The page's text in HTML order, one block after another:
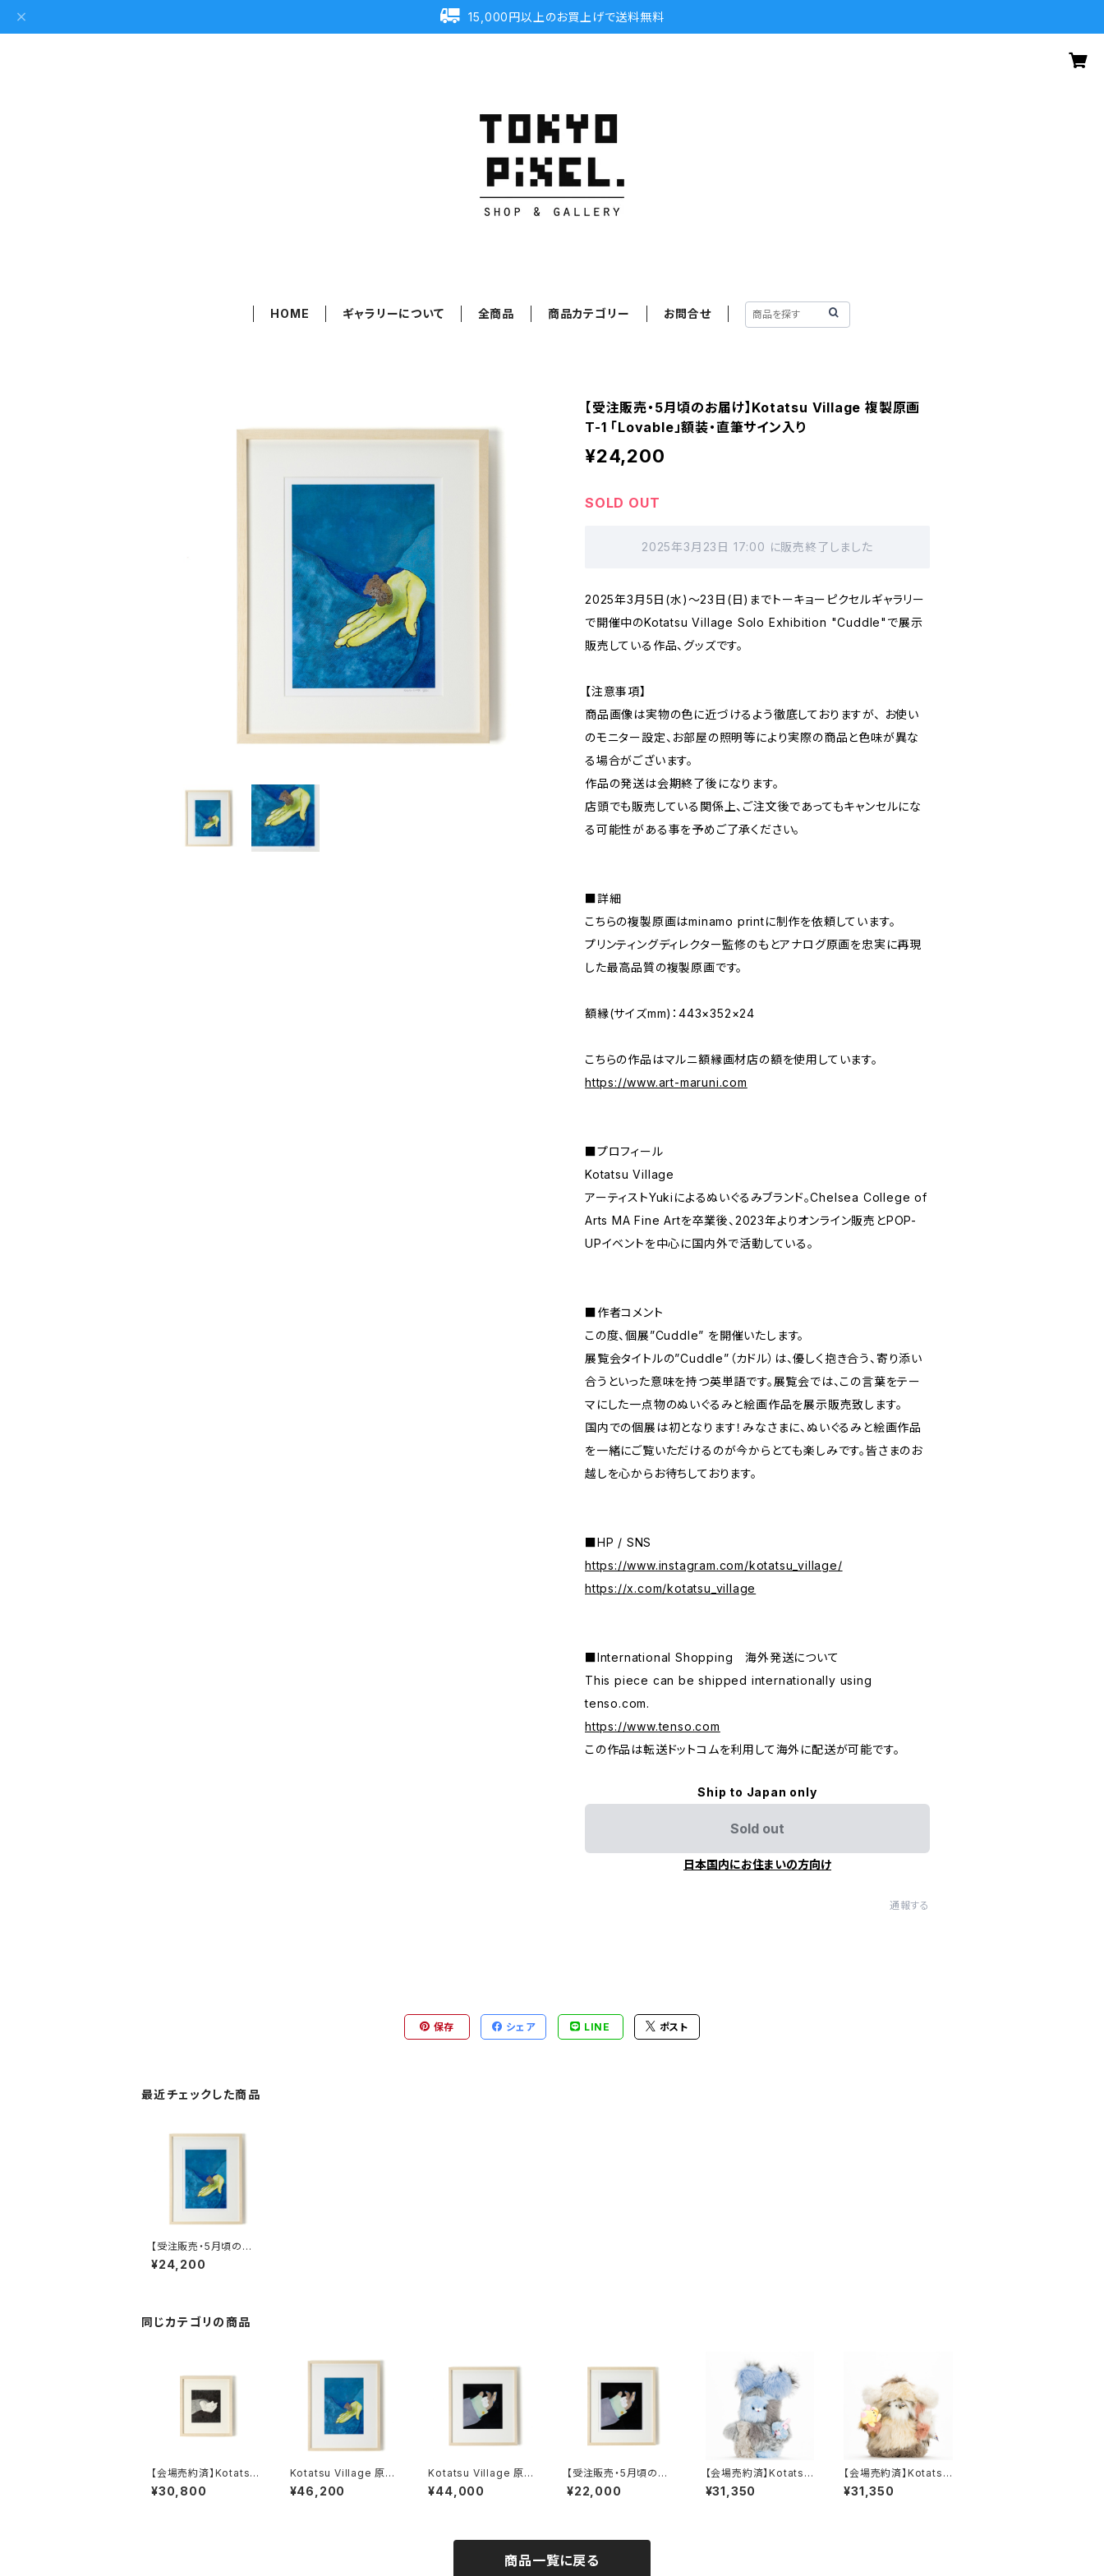
15,000円以上のお買上げで送料無料
HOME ギャラリーについて 全商品 商品カテゴリー お問合せ
【受注販売・5月頃のお届け】Kotatsu Village 複製原画
T-1 「Lovable」額装・直筆サイン入り
¥24,200
SOLD OUT
2025年3月23日 17:00 に販売終了しました
2025年3月5日(水)〜23日(日)までトーキョーピクセルギャラリー
で開催中のKotatsu Village Solo Exhibition "Cuddle"で展示
販売している作品、グッズです。
【注意事項】
商品画像は実物の色に近づけるよう徹底しておりますが、 お使い
のモニター設定、お部屋の照明等により実際の商品と色味が異な
る場合がございます。
作品の発送は会期終了後になります。
店頭でも販売している関係上、ご注文後であってもキャンセルにな
る可能性がある事を予めご了承ください。
■詳細
こちらの複製原画はminamo printに制作を依頼しています。
プリンティングディレクター監修のもとアナログ原画を忠実に再現
した最高品質の複製原画です。
額縁(サイズmm)：443×352×24
こちらの作品はマルニ額縁画材店の額を使用しています。
https://www.art-maruni.com
■プロフィール
Kotatsu Village
アーティストYukiによるぬいぐるみブランド。Chelsea College of
Arts MA Fine Artを卒業後、2023年よりオンライン販売とPOP-
UPイベントを中心に国内外で活動している。
■作者コメント
この度、個展”Cuddle” を開催いたします。
展覧会タイトルの”Cuddle”（カドル）は、優しく抱き合う、寄り添い
合うといった意味を持つ英単語です。展覧会では、この言葉をテー
マにした一点物のぬいぐるみと絵画作品を展示販売致します。
国内での個展は初となります！みなさまに、ぬいぐるみと絵画作品
を一緒にご覧いただけるのが今からとても楽しみです。皆さまのお
越しを心からお待ちしております。
■HP / SNS
https://www.instagram.com/kotatsu_village/
https://x.com/kotatsu_village
■International Shopping 海外発送について
This piece can be shipped internationally using
tenso.com.
https://www.tenso.com
この作品は転送ドットコムを利用して海外に配送が可能です。
Ship to Japan only
Sold out
日本国内にお住まいの方向け
通報する
保存 シェア LINE ポスト
最近チェックした商品
【受注販売・5月頃のお
届け】Kotatsu Village
複製原画T-1 「Lovabl
¥24,200
同じカテゴリの商品
【会場売約済】Kotatsu
Village 原画S 「Cudd
le」額装込み
¥30,800
Kotatsu Village 原画
T 「Lovable」額装込み
¥46,200
Kotatsu Village 原画
U 「Secret」額装込み
¥44,000
【受注販売・5月頃のお
届け】Kotatsu Village
複製原画U-1 「Secre
¥22,000
【会場売約済】Kotatsu
Village ぬいぐるみA
「Zombunny 」
¥31,350
【会場売約済】Kotatsu
Village ぬいぐるみB
「Cuddle犬」
¥31,350
商品一覧に戻る